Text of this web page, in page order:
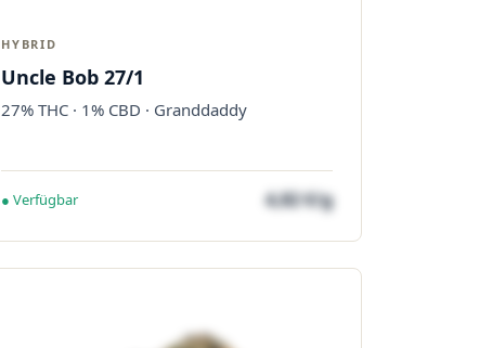
HYBRID
Uncle Bob 27/1
27% THC · 1% CBD · Granddaddy
● Verfügbar 4,82 €/g